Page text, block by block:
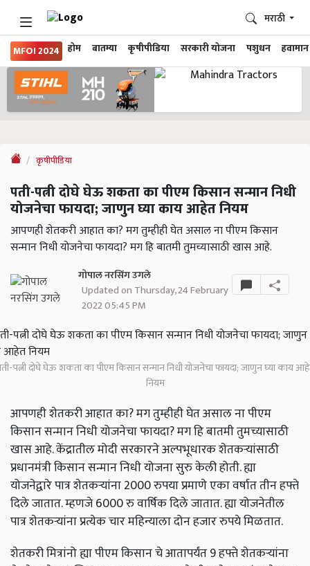
MFOI 2024 होम बातम्या कृषीपीडिया सरकारी योजना पशुधन हवामान
मराठी
कृषीपीडिया
पती-पत्नी दोघे घेऊ शकता का पीएम किसान सन्मान निधी
योजनेचा फायदा; जाणुन घ्या काय आहेत नियम
आपणही शेतकरी आहात का? मग तुम्हीही घेत असाल ना पीएम किसान
सन्मान निधी योजनेचा फायदा? मग हि बातमी तुमच्यासाठी खास आहे.
गोपाल नरसिंग उगले
Updated on Thursday, 24 February
2022 05:45 PM
पत्नी दोघे घेऊ शकता का पीएम किसान सन्मान निधी योजनेचा फायदा; जाणुन घ्या काय
नियम
आपणही शेतकरी आहात का? मग तुम्हीही घेत असाल ना पीएम
किसान सन्मान निधी योजनेचा फायदा? मग हि बातमी तुमच्यासाठी
खास आहे. केंद्रातील मोदी सरकारने अल्पभूधारक शेतकऱ्यांसाठी
प्रधानमंत्री किसान सन्मान निधी योजना सुरु केली होती. ह्या
योजनेद्वारे पात्र शेतकऱ्यांना 2000 रुपया प्रमाणे एका वर्षात तीन हफ्ते
दिले जातात. म्हणजे 6000 रु वार्षिक दिले जातात. ह्या योजनेतील
पात्र शेतकऱ्यांना प्रत्येक चार महिन्याला दोन हजार रुपये मिळतात.
शेतकरी मित्रांनो ह्या पीएम किसान चे आतापर्यंत 9 हफ्ते शेतकऱ्यांना